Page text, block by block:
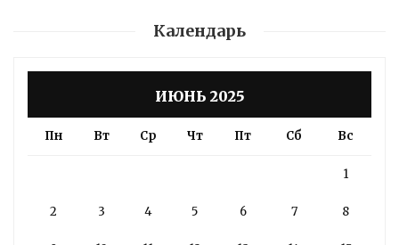
Календарь
ИЮНЬ 2025
Пн Вт Ср Чт Пт Сб Вс
1
2 3 4 5 6 7 8